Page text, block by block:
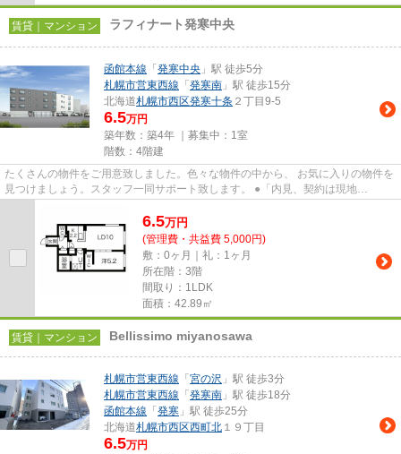
賃貸｜マンション ラフィナート発寒中央
函館本線 「 発寒中央 」駅 徒歩5分
札幌市営東西線 「 発寒南 」駅 徒歩15分
北海道札幌市西区発寒十条 ２丁目9-5
6.5万円
築年数：築4年 ｜募集中： 1室
階数：4階建
たくさんの物件をご用意致しました。色々な物件の中から、 お気に入りの物件を
見つけましょう。スタッフ一同サポート致します。 ●「内見、契約は現地
6.5万円
(管理費・共益費 5,000円)
敷：0ヶ月｜礼：1ヶ月
所在階：3階
間取り：1LDK
面積：42.89㎡
賃貸｜マンション Bellissimo miyanosawa
札幌市営東西線 「 宮の沢 」駅 徒歩3分
札幌市営東西線 「 発寒南 」駅 徒歩18分
函館本線 「 発寒 」駅 徒歩25分
北海道札幌市西区西町北 １９丁目
6.5万円